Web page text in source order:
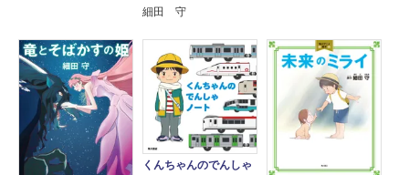
細田 守
くんちゃんのでんしゃ